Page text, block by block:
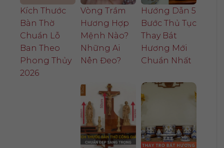
Kích Thước
Bàn Thờ
Chuẩn Lỗ
Ban Theo
Phong Thủy
2026
Vòng Trầm
Hương Hợp
Mệnh Nào?
Những Ai
Nên Đeo?
Hướng Dẫn 5
Bước Thủ Tục
Thay Bát
Hương Mới
Chuẩn Nhất